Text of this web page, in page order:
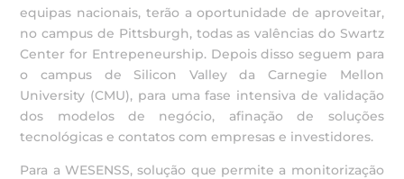
equipas nacionais, terão a oportunidade de aproveitar,
no campus de Pittsburgh, todas as valências do Swartz
Center for Entrepeneurship. Depois disso seguem para
o campus de Silicon Valley da Carnegie Mellon
University (CMU), para uma fase intensiva de validação
dos modelos de negócio, afinação de soluções
tecnológicas e contatos com empresas e investidores.
Para a WESENSS, solução que permite a monitorização